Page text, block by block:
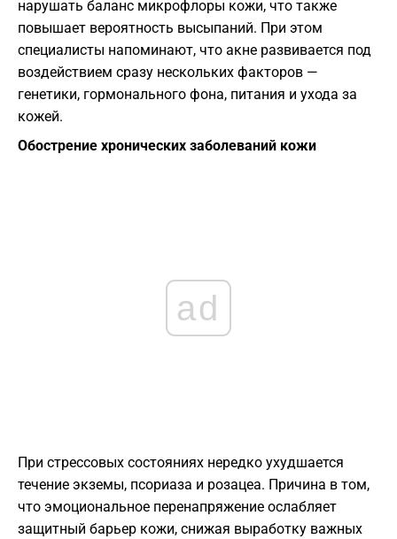
нарушать баланс микрофлоры кожи, что также
повышает вероятность высыпаний. При этом
специалисты напоминают, что акне развивается под
воздействием сразу нескольких факторов —
генетики, гормонального фона, питания и ухода за
кожей.
Обострение хронических заболеваний кожи
ad
При стрессовых состояниях нередко ухудшается
течение экземы, псориаза и розацеа. Причина в том,
что эмоциональное перенапряжение ослабляет
защитный барьер кожи, снижая выработку важных